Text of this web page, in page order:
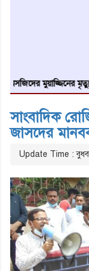
মুয়াজ্জিনের মৃত্যু
সাংবাদিক
জাসদের
Update Time :